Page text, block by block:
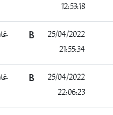
12:53:18
25/04/2022
21:55:34
B غائب
25/04/2022
22:06:23
B غائب